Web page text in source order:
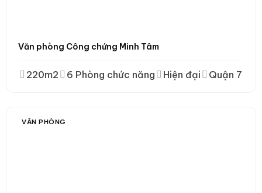
Văn phòng Công chứng Minh Tâm
220m2 6 Phòng chức năng Hiện đại Quận 7
VĂN PHÒNG